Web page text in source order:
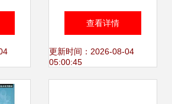
机 薪稳定专业 计算机
技术开发全方位解
查看详情
更新时间：2026-08-04
05:00:45